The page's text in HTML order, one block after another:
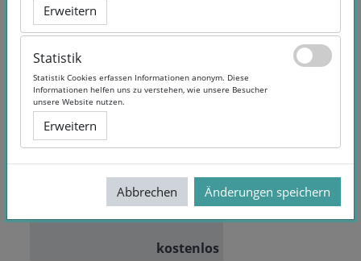
Mathe endlich verstehen
Prof. Jörn
Teilnehmende:386
kostenlos
Erweitern
Statistik
Statistik Cookies erfassen Informationen anonym. Diese
Informationen helfen uns zu verstehen, wie unsere Besucher
unsere Website nutzen.
Erweitern
Abbrechen Änderungen speichern
Erweitern
Statistik
Statistik Cookies erfassen Informationen anonym. Diese
Informationen helfen uns zu verstehen, wie unsere Besucher
unsere Website nutzen.
Erweitern
Abbrechen Änderungen speichern